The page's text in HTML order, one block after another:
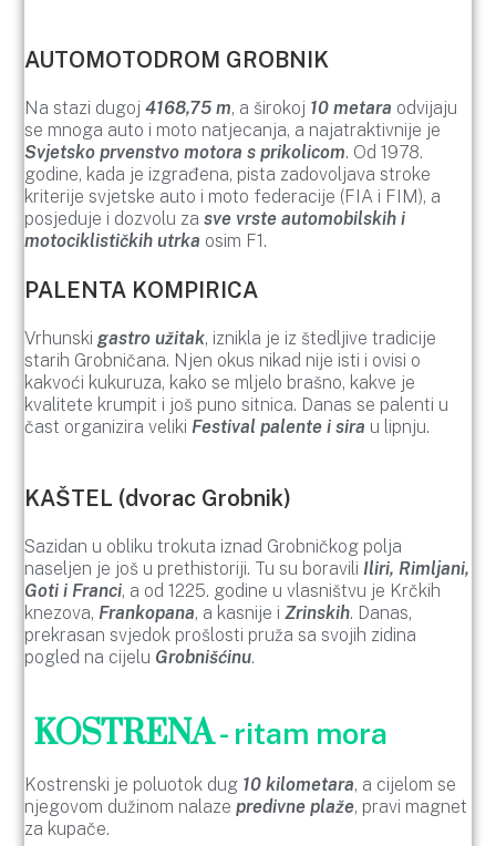
AUTOMOTODROM GROBNIK
Na stazi dugoj4168,75 m, a širokoj 10 metara odvijaju
se mnoga auto i moto natjecanja, a najatraktivnije je
Svjetsko prvenstvo motora s prikolicom. Od 1978.
godine, kada je izgrađena, pista zadovoljava stroke
kriterije svjetske auto i moto federacije (FIA i FIM), a
posjeduje i dozvolu zasve vrste automobilskih i
motociklističkih utrka osim F1.
PALENTA KOMPIRICA
Vrhunskigastro užitak, iznikla je iz štedljive tradicije
starih Grobničana. Njen okus nikad nije isti i ovisi o
kakvoći kukuruza, kako se mljelo brašno, kakve je
kvalitete krumpit i još puno sitnica. Danas se palenti u
čast organizira veliki Festival palente i sira u lipnju.
KAŠTEL (dvorac Grobnik)
Sazidan u obliku trokuta iznad Grobničkog polja
naseljen je još u prethistoriji. Tu su boravili Iliri, Rimljani,
Goti i Franci, a od 1225. godine u vlasništvu je Krčkih
knezova, Frankopana, a kasnije iZrinskih. Danas,
prekrasan svjedok prošlosti pruža sa svojih zidina
pogled na cijelu Grobnišćinu.
KOSTRENA- ritam mora
Kostrenski je poluotok dug 10 kilometara, a cijelom se
njegovom dužinom nalazepredivne plaže, pravi magnet
za kupače.